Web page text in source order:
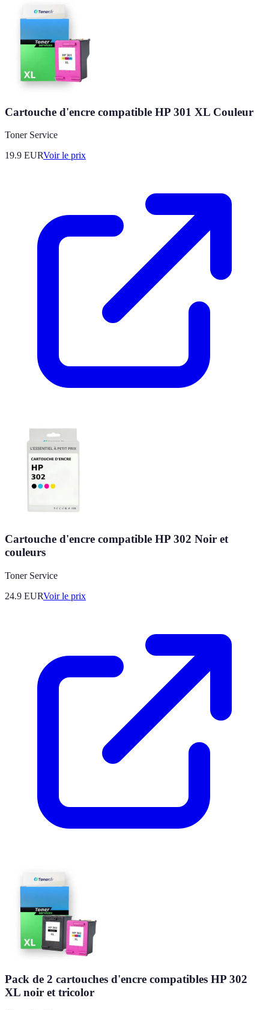
Cartouche d'encre compatible HP 301 XL Couleur
Toner Service
19.9 EURVoir le prix
Cartouche d'encre compatible HP 302 Noir et
couleurs
Toner Service
24.9 EURVoir le prix
Pack de 2 cartouches d'encre compatibles HP 302
XL noir et tricolor